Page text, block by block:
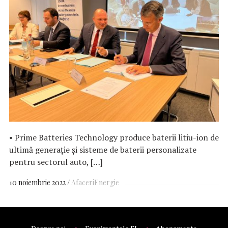
• Prime Batteries Technology produce baterii litiu-ion de
ultimă generație și sisteme de baterii personalizate
pentru sectorul auto, […]
10 noiembrie 2022 AfaceriEnergie